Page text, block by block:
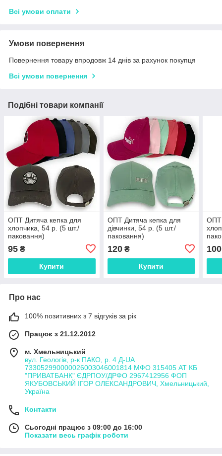
Всі умови оплати
Умови повернення
Повернення товару впродовж 14 днів за рахунок покупця
Всі умови повернення
Подібні товари компанії
ОПТ Дитяча кепка для
хлопчика, 54 р. (5 шт./
паковання)
95 ₴
Купити
ОПТ Дитяча кепка для
дівчинки, 54 р. (5 шт./
паковання)
120₴
Купити
ОПТ
100
Про нас
100% позитивних з 7 відгуків за рік
Працює з 21.12.2012
м. Хмельницький
вул. Геологів, р-к ПАКО, р. 4 Д-UA
733052990000026003046001814 МФО 315405 АТ КБ
"ПРИВАТБАНК" ЄДРПОУ/ДРФО 2967412956 ФОП
ЯКУБОВСЬКИЙ ІГОР ОЛЕКСАНДРОВИЧ, Хмельницький,
Україна
Контакти
Сьогодні працює з 09:00 до 16:00
Показати весь графік роботи